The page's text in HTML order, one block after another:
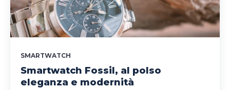
SMARTWATCH
Smartwatch Fossil, al polso
eleganza e modernità